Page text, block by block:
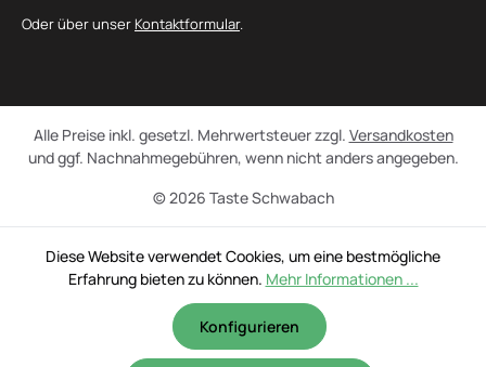
Oder über unser Kontaktformular.
© 2026 Taste Schwabach
Alle Preise inkl. gesetzl. Mehrwertsteuer zzgl. Versandkosten
und ggf. Nachnahmegebühren, wenn nicht anders angegeben.
Diese Website verwendet Cookies, um eine bestmögliche
Erfahrung bieten zu können. Mehr Informationen ...
Konfigurieren